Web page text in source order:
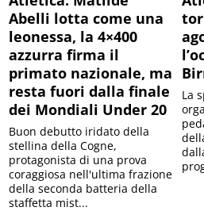
Abelli lotta come una
leonessa, la 4×400
azzurra firma il
primato nazionale, ma
resta fuori dalla finale
dei Mondiali Under 20
Buon debutto iridato della
stellina della Cogne,
protagonista di una prova
coraggiosa nell'ultima frazione
della seconda batteria della
staffetta mist...
La